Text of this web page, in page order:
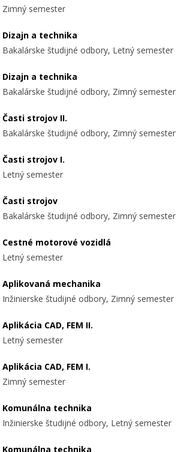
Zimný semester
Dizajn a technika
Bakalárske študijné odbory, Letný semester
Dizajn a technika
Bakalárske študijné odbory, Zimný semester
Časti strojov II.
Bakalárske študijné odbory, Zimný semester
Časti strojov I.
Letný semester
Časti strojov
Bakalárske študijné odbory, Zimný semester
Cestné motorové vozidlá
Letný semester
Aplikovaná mechanika
Inžinierske študijné odbory, Zimný semester
Aplikácia CAD, FEM II.
Letný semester
Aplikácia CAD, FEM I.
Zimný semester
Komunálna technika
Inžinierske študijné odbory, Letný semester
Komunálna technika